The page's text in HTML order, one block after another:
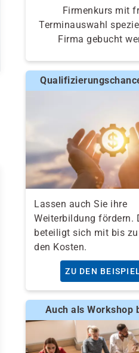
Firmenkurs mit
Terminauswahl
Firma gebucht
Lassen auch Sie ihre
Weiterbildung fördern.
beteiligt sich mit bis zu
den Kosten.
ZU DEN
Auch als Workshop